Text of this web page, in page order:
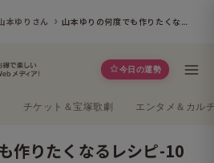
本ゆりさん 山本ゆりの何度でも作りたくなるレシピ-10 カボチャのパウンドケーキ
今日の運勢
チケット＆宝塚歌劇 エンタメ＆カル
作りたくなるレシピ-10